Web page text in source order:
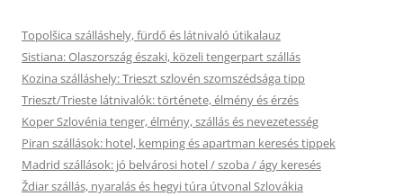
Topolšica szálláshely, fürdő és látnivaló útikalauz
Sistiana: Olaszország északi, közeli tengerpart szállás
Kozina szálláshely: Trieszt szlovén szomszédsága tipp
Trieszt/Trieste látnivalók: története, élmény és érzés
Koper Szlovénia tenger, élmény, szállás és nevezetesség
Piran szállások: hotel, kemping és apartman keresés tippek
Madrid szállások: jó belvárosi hotel / szoba / ágy keresés
Ždiar szállás, nyaralás és hegyi túra útvonal Szlovákia